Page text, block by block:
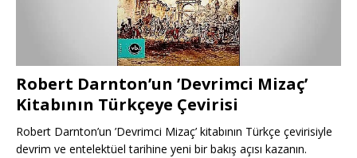
Robert Darnton’un ’Devrimci Mizaç’
Kitabının Türkçeye Çevirisi
Robert Darnton’un ’Devrimci Mizaç’ kitabının Türkçe çevirisiyle
devrim ve entelektüel tarihine yeni bir bakış açısı kazanın.